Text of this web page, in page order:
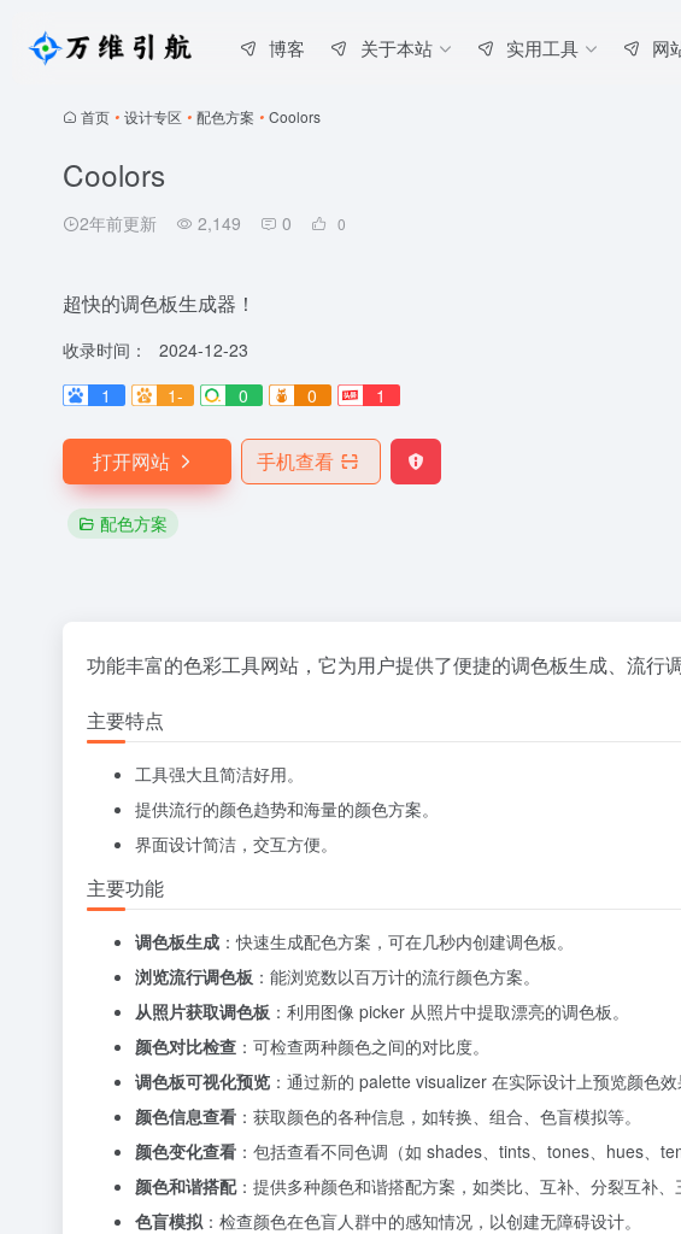
博客 关于本站 实用工具 网
首页 • 设计专区 • 配色方案 • Coolors
Coolors
2年前更新 2,149 0 0
超快的调色板生成器！
收录时间：
2024-12-23
1
1- 0 0 1
打开网站 手机查看
配色方案
功能丰富的色彩工具网站，它为用户提供了便捷的调色板生成、流行
主要特点
工具强大且简洁好用。
提供流行的颜色趋势和海量的颜色方案。
界面设计简洁，交互方便。
主要功能
调色板生成 ：快速生成配色方案，可在几秒内创建调色板。
浏览流行调色板 ：能浏览数以百万计的流行颜色方案。
从照片获取调色板 ：利用图像 picker 从照片中提取漂亮的调色板。
颜色对比检查 ：可检查两种颜色之间的对比度。
调色板可视化预览 ：通过新的 palette visualizer 在实际设计上预览颜色效
颜色信息查看 ：获取颜色的各种信息，如转换、组合、色盲模拟等。
颜色变化查看 ：包括查看不同色调（如 shades、tints、tones、hues、
颜色和谐搭配：提供多种颜色和谐搭配方案，如类比、互补、分裂互补、
色盲模拟 ：检查颜色在色盲人群中的感知情况，以创建无障碍设计。